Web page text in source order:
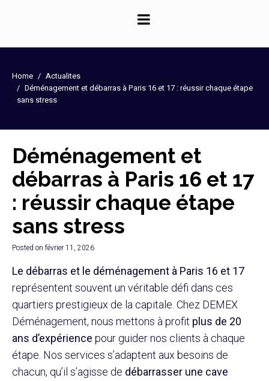
Home
Actualites
Déménagement et débarras à Paris 16 et 17 : réussir chaque étape
sans stress
Déménagement et
débarras à Paris 16 et 17
: réussir chaque étape
sans stress
Posted on février 11, 2026
Le débarras et le déménagement à Paris 16 et 17
représentent souvent un véritable défi dans ces
quartiers prestigieux de la capitale. Chez DEMEX
Déménagement, nous mettons à profit plus de 20
ans d’expérience pour guider nos clients à chaque
étape. Nos services s’adaptent aux besoins de
chacun, qu’il s’agisse de débarrasser une cave